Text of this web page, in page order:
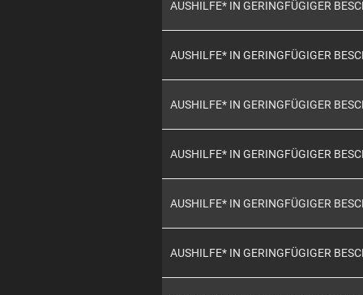
AUSHILFE* IN GERINGFÜGIGER
AUSHILFE* IN GERINGFÜGIGER
AUSHILFE* IN GERINGFÜGIGER
AUSHILFE* IN GERINGFÜGIGER
AUSHILFE* IN GERINGFÜGIGER
AUSHILFE* IN GERINGFÜGIGER